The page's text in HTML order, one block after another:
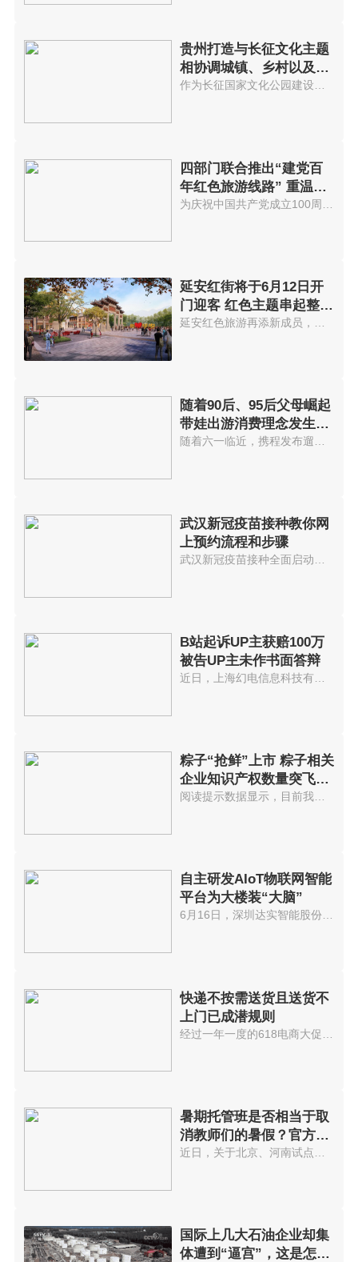
贵州打造与长征文化主题
相协调城镇、乡村以及景
区
作为长征国家文化公园建设的先试...
四部门联合推出“建党百
年红色旅游线路” 重温红
色历史
延安红街将于6月12日开
门迎客 红色主题串起整个
街区
随着90后、95后父母崛起
带娃出游消费理念发生变
化
武汉新冠疫苗接种教你网
上预约流程和步骤
B站起诉UP主获赔100万
被告UP主未作书面答辩
粽子“抢鲜”上市 粽子相关
企业知识产权数量突飞猛
进
阅读提示数据显示，目前我国共有...
自主研发AIoT物联网智能
平台为大楼装“大脑”
6月16日，深圳达实智能股份有限...
快递不按需送货且送货不
上门已成潜规则
暑期托管班是否相当于取
消教师们的暑假？官方回
应...
国际上几大石油企业却集
体遭到“逼宫”，这是怎么